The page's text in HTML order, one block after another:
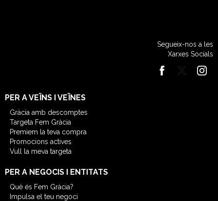
Segueix-nos a les
Xarxes Socials
PER A VEÏNS I VEÏNES
Gràcia amb descomptes
Targeta Fem Gràcia
Premiem la teva compra
Promocions actives
Vull la meva targeta
PER A NEGOCIS I ENTITATS
Què és Fem Gràcia?
Impulsa el teu negoci